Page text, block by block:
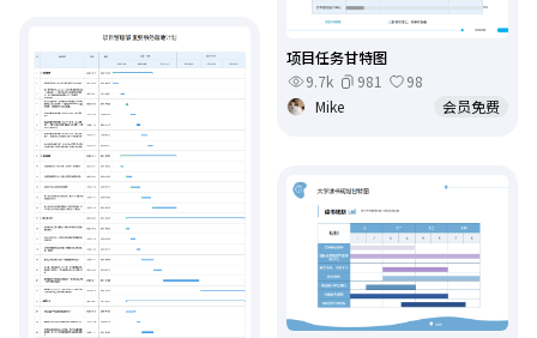
项目任务甘特图
9.7k
981
98
Mike
会员免费